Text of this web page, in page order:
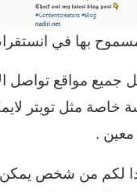
بها في
جميع مواقع تواصل
خاصة مثل تويتر
.
لكم من شخص يمكن